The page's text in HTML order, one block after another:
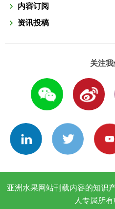
内容订阅
资讯投稿
关注我
亚洲水果网站刊载内容的知识
人专属所有